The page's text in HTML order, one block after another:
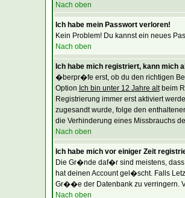
Nach oben
Ich habe mein Passwort verloren!
Kein Problem! Du kannst ein neues
Nach oben
Ich habe mich registriert, kann mich
�berpr�fe erst, ob du den richtigen
Option Ich bin unter 12 Jahre altbeim
Registrierung immer erst aktiviert
zugesandt wurde, folge den
die Verhinderung eines Missbrauchs
Nach oben
Ich habe mich vor einiger Zeit
Die Gr�nde daf�r sind meistens,
hat deinen Account gel�scht. Falls
Gr��e der Datenbank zu verringern.
Nach oben